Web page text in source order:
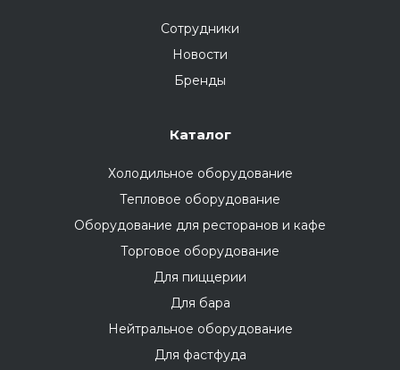
Сотрудники
Новости
Бренды
Каталог
Холодильное оборудование
Тепловое оборудование
Оборудование для ресторанов и кафе
Торговое оборудование
Для пиццерии
Для бара
Нейтральное оборудование
Для фастфуда